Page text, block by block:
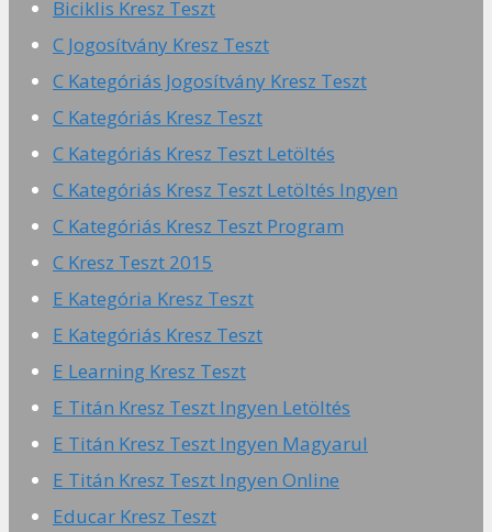
Biciklis Kresz Teszt
C Jogosítvány Kresz Teszt
C Kategóriás Jogosítvány Kresz Teszt
C Kategóriás Kresz Teszt
C Kategóriás Kresz Teszt Letöltés
C Kategóriás Kresz Teszt Letöltés Ingyen
C Kategóriás Kresz Teszt Program
C Kresz Teszt 2015
E Kategória Kresz Teszt
E Kategóriás Kresz Teszt
E Learning Kresz Teszt
E Titán Kresz Teszt Ingyen Letöltés
E Titán Kresz Teszt Ingyen Magyarul
E Titán Kresz Teszt Ingyen Online
Educar Kresz Teszt